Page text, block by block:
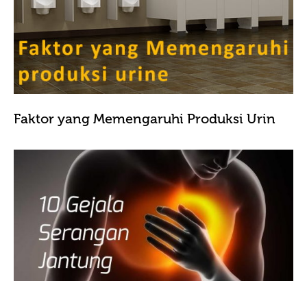
Faktor yang Memengaruhi Produksi Urin